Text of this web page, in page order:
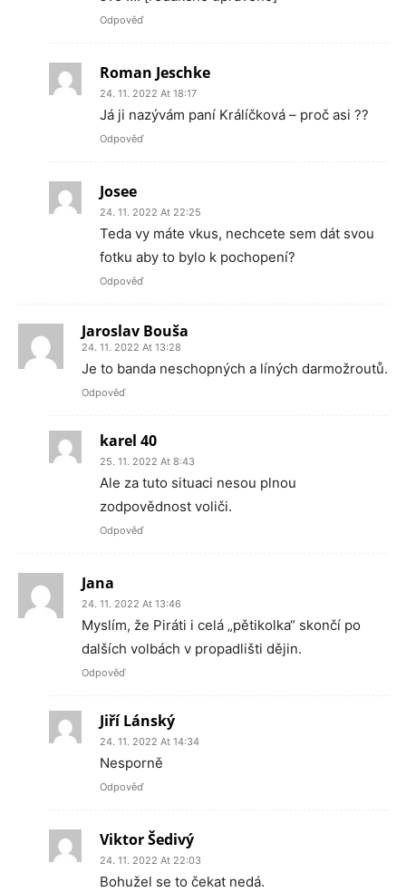
Odpověď
Roman Jeschke
24. 11. 2022 At 18:17
Já ji nazývám paní Králíčková – proč asi ??
Odpověď
Josee
24. 11. 2022 At 22:25
Teda vy máte vkus, nechcete sem dát svou
fotku aby to bylo k pochopení?
Odpověď
Jaroslav Bouša
24. 11. 2022 At 13:28
Je to banda neschopných a líných darmožroutů.
Odpověď
karel 40
25. 11. 2022 At 8:43
Ale za tuto situaci nesou plnou
zodpovědnost voliči.
Odpověď
Jana
24. 11. 2022 At 13:46
Myslím, že Piráti i celá „pětikolka“ skončí po
dalších volbách v propadlišti dějin.
Odpověď
Jiří Lánský
24. 11. 2022 At 14:34
Nesporně
Odpověď
Viktor Šedivý
24. 11. 2022 At 22:03
Bohužel se to čekat nedá.